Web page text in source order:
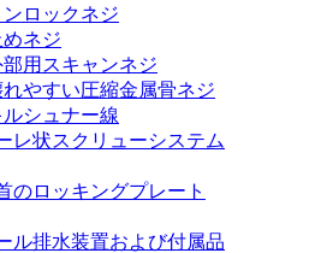
ンロックネジ
めネジ
部用スキャンネジ
れやすい圧縮金属骨ネジ
ルシュナー線
レ状スクリューシステム
のロッキングプレート
ル排水装置および付属品